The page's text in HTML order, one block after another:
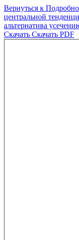
Вернуться к
центральной
альтернатива
Скачать Скачать PDF